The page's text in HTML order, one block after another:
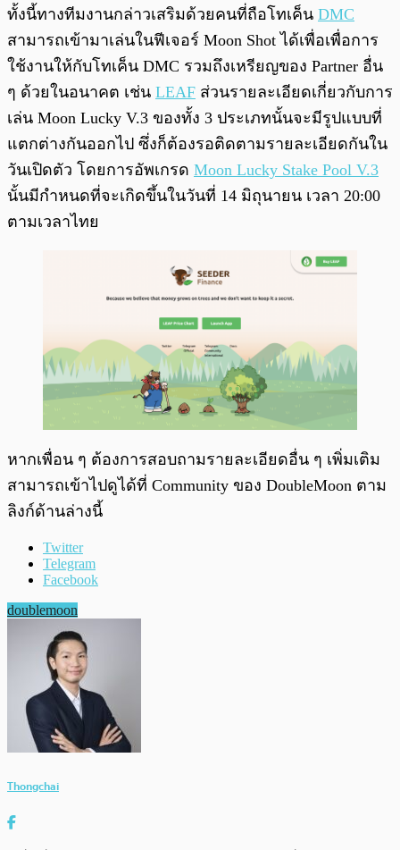
ทั้งนี้ทางทีมงานกล่าวเสริมด้วยคนที่ถือโทเค็น DMC
สามารถเข้ามาเล่นในฟีเจอร์ Moon Shot ได้เพื่อเพื่อการ
ใช้งานให้กับโทเค็น DMC รวมถึงเหรียญของ Partner อื่น
ๆ ด้วยในอนาคต เช่น LEAF ส่วนรายละเอียดเกี่ยวกับการ
เล่น Moon Lucky V.3 ของทั้ง 3 ประเภทนั้นจะมีรูปแบบที่
แตกต่างกันออกไป ซึ่งก็ต้องรอติดตามรายละเอียดกันใน
วันเปิดตัว โดยการอัพเกรด Moon Lucky Stake Pool V.3
นั้นมีกำหนดที่จะเกิดขึ้นในวันที่ 14 มิถุนายน เวลา 20:00
ตามเวลาไทย
หากเพื่อน ๆ ต้องการสอบถามรายละเอียดอื่น ๆ เพิ่มเติม
สามารถเข้าไปดูได้ที่ Community ของ DoubleMoon ตาม
ลิงก์ด้านล่างนี้
Twitter
Telegram
Facebook
doublemoon
Thongchai